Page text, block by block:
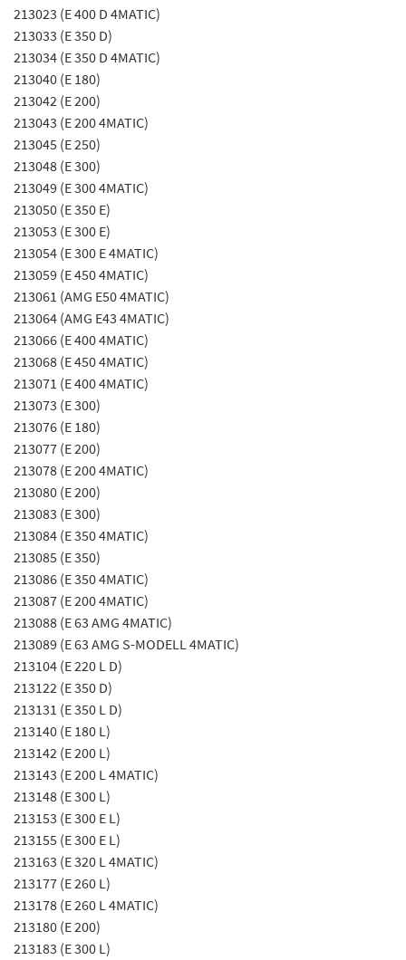
213023 (E 400 D 4MATIC)
213033 (E 350 D)
213034 (E 350 D 4MATIC)
213040 (E 180)
213042 (E 200)
213043 (E 200 4MATIC)
213045 (E 250)
213048 (E 300)
213049 (E 300 4MATIC)
213050 (E 350 E)
213053 (E 300 E)
213054 (E 300 E 4MATIC)
213059 (E 450 4MATIC)
213061 (AMG E50 4MATIC)
213064 (AMG E43 4MATIC)
213066 (E 400 4MATIC)
213068 (E 450 4MATIC)
213071 (E 400 4MATIC)
213073 (E 300)
213076 (E 180)
213077 (E 200)
213078 (E 200 4MATIC)
213080 (E 200)
213083 (E 300)
213084 (E 350 4MATIC)
213085 (E 350)
213086 (E 350 4MATIC)
213087 (E 200 4MATIC)
213088 (E 63 AMG 4MATIC)
213089 (E 63 AMG S-MODELL 4MATIC)
213104 (E 220 L D)
213122 (E 350 D)
213131 (E 350 L D)
213140 (E 180 L)
213142 (E 200 L)
213143 (E 200 L 4MATIC)
213148 (E 300 L)
213153 (E 300 E L)
213155 (E 300 E L)
213163 (E 320 L 4MATIC)
213177 (E 260 L)
213178 (E 260 L 4MATIC)
213180 (E 200)
213183 (E 300 L)